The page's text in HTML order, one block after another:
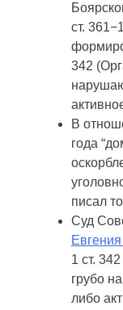
ст.
342
В
года
писал
Суд
1 ст.
грубо
либо